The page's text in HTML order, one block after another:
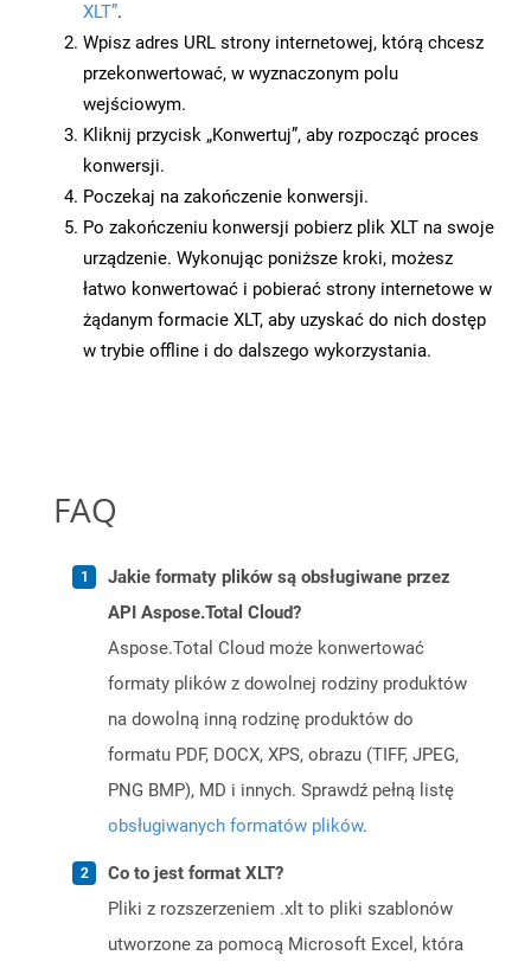
XLT”.
Wpisz adres URL strony internetowej, którą chcesz
przekonwertować, w wyznaczonym polu
wejściowym.
Kliknij przycisk „Konwertuj”, aby rozpocząć proces
konwersji.
Poczekaj na zakończenie konwersji.
Po zakończeniu konwersji pobierz plik XLT na swoje
urządzenie. Wykonując poniższe kroki, możesz
łatwo konwertować i pobierać strony internetowe w
żądanym formacie XLT, aby uzyskać do nich dostęp
w trybie offline i do dalszego wykorzystania.
FAQ
Jakie formaty plików są obsługiwane przez
API Aspose.Total Cloud?
Aspose.Total Cloud może konwertować
formaty plików z dowolnej rodziny produktów
na dowolną inną rodzinę produktów do
formatu PDF, DOCX, XPS, obrazu (TIFF, JPEG,
PNG BMP), MD i innych. Sprawdź pełną listę
obsługiwanych formatów plików.
Co to jest format XLT?
Pliki z rozszerzeniem .xlt to pliki szablonów
utworzone za pomocą Microsoft Excel, która